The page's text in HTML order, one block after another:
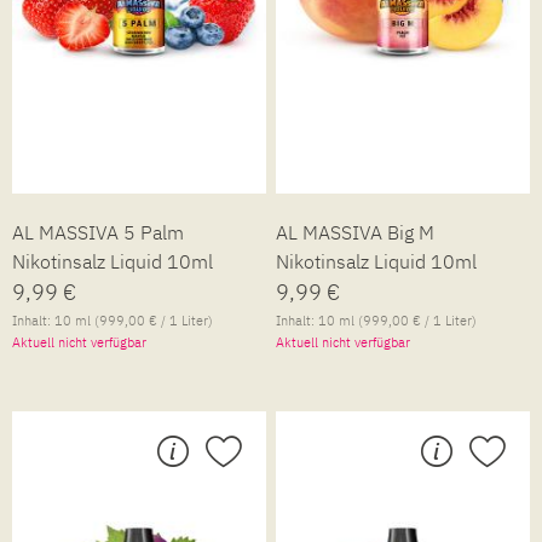
AL MASSIVA 5 Palm
Nikotinsalz Liquid 10ml
9,99 €
Inhalt: 10 ml (999,00 € / 1 Liter)
Aktuell nicht verfügbar
AL MASSIVA Big M
Nikotinsalz Liquid 10ml
9,99 €
Inhalt: 10 ml (999,00 € / 1 Liter)
Aktuell nicht verfügbar